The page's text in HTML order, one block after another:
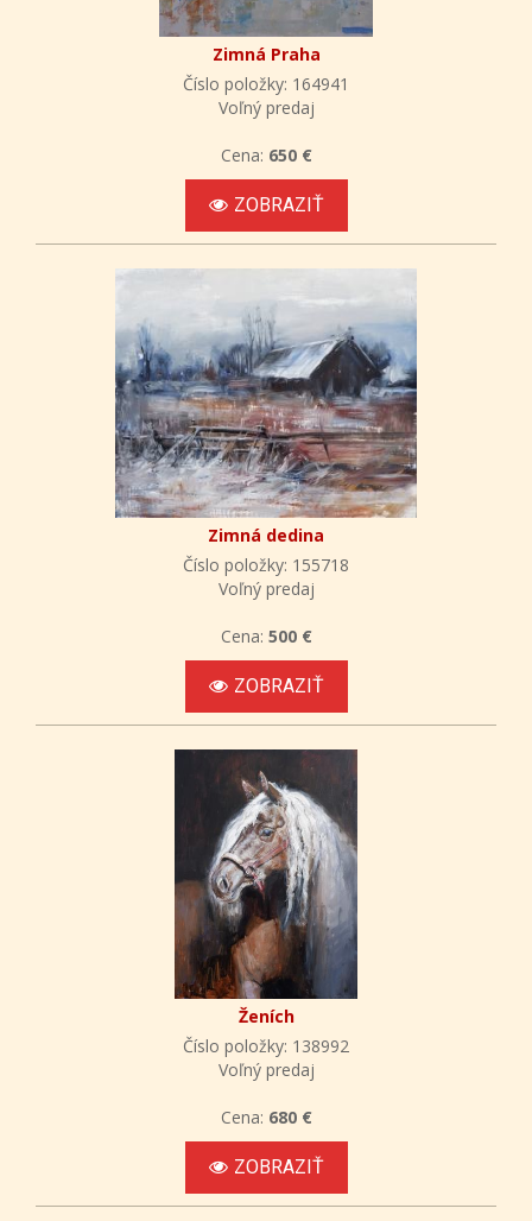
Zimná Praha
Číslo položky: 164941
Voľný predaj
Cena: 650 €
ZOBRAZIŤ
Zimná dedina
Číslo položky: 155718
Voľný predaj
Cena: 500 €
ZOBRAZIŤ
Ženích
Číslo položky: 138992
Voľný predaj
Cena: 680 €
ZOBRAZIŤ